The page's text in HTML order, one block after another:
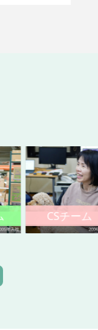
CSチーム